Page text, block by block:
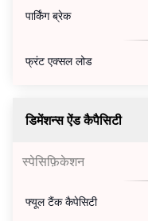
पार्किंग ब्रेक
फ्रंट एक्सल लोड
डिमेंशन्स ऐंड कैपैसिटी
स्पेसिफ़िकेशन
फ्यूल टैंक कैपेसिटी